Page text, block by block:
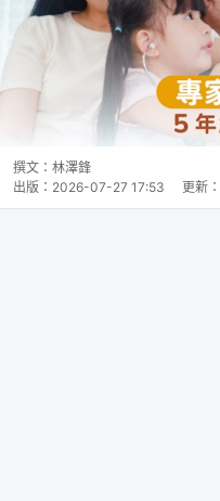
撰文： 林澤鋒
出版： 2026-07-27 17:53 更新：